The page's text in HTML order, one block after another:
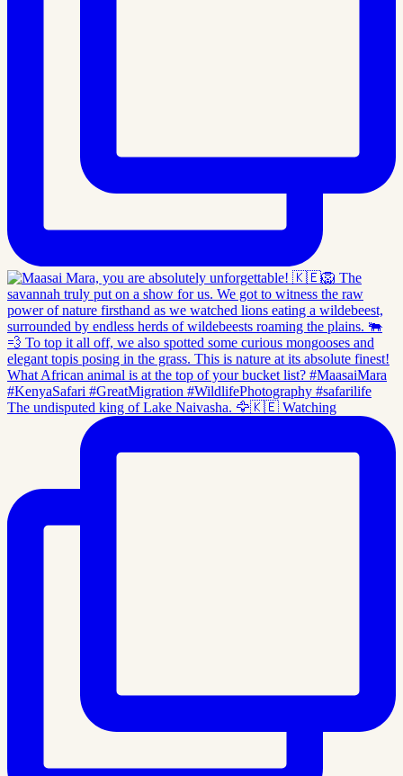
The undisputed king of Lake Naivasha. 🦅🇰🇪 Watching